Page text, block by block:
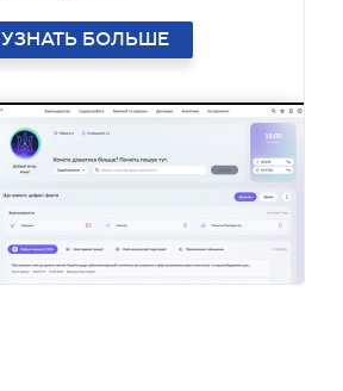
УЗНАТЬ БОЛЬШЕ